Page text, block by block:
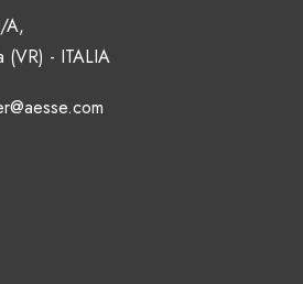
A,
(VR) - ITALIA